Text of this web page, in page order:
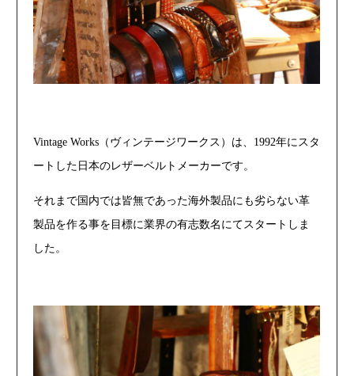
Vintage Works（ヴィンテージワークス）は、1992年にスタ
ートした日本のレザーベルトメーカーです。
それまで国内では皆無であった海外製品にも劣らない革
製品を作る事を目標に業界の有志数名にてスタートしま
した。